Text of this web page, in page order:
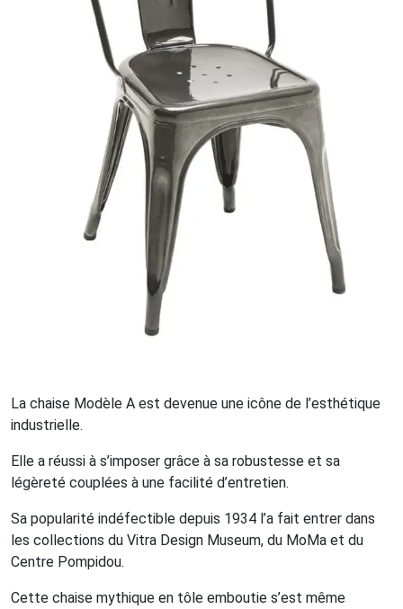
La chaise Modèle A est devenue une icône de l’esthétique
industrielle.
Elle a réussi à s’imposer grâce à sa robustesse et sa
légèreté couplées à une facilité d’entretien.
Sa popularité indéfectible depuis 1934 l’a fait entrer dans
les collections du Vitra Design Museum, du MoMa et du
Centre Pompidou.
Cette chaise mythique en tôle emboutie s’est même